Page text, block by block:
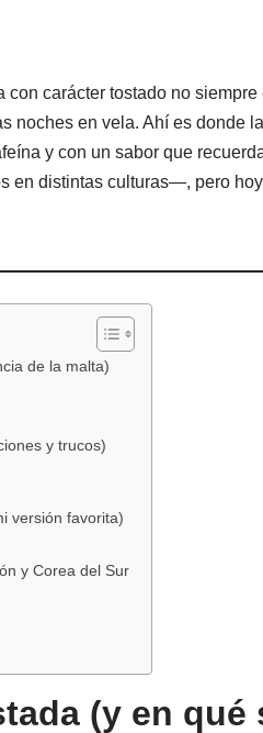
carácter tostado no
noches en vela. Ahí es donde la
y con un sabor que
distintas culturas—, pero
de la malta)
y trucos)
versión favorita)
y Corea del Sur
(y en qué